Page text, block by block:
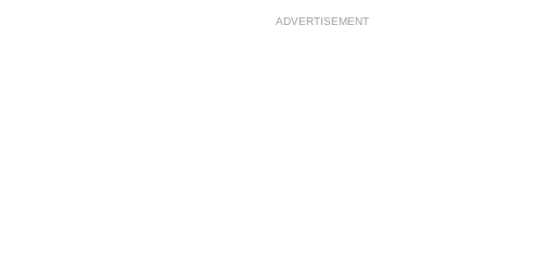
ADVERTISEMENT